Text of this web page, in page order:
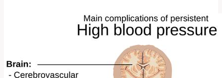
karpálního
tunelu:
na